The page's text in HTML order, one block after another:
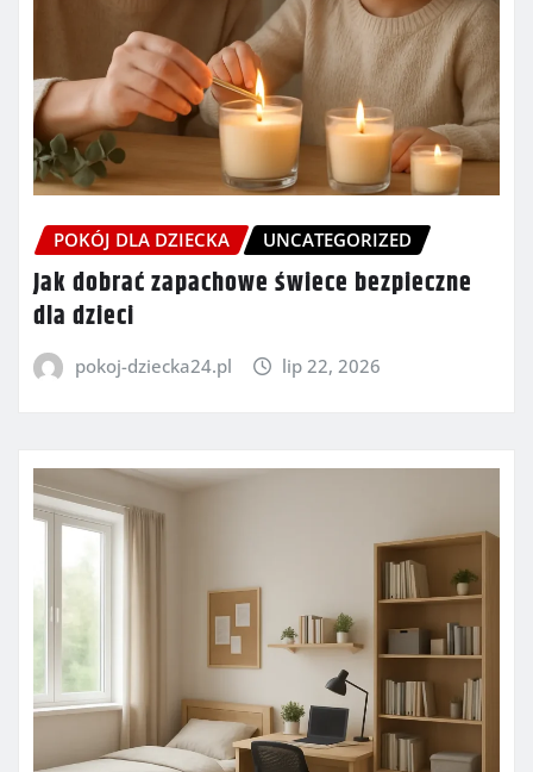
POKÓJ DLA DZIECKA UNCATEGORIZED
Jak dobrać zapachowe świece bezpieczne
dla dzieci
pokoj-dziecka24.pl lip 22, 2026